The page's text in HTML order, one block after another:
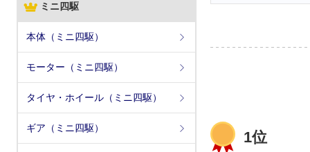
ミニ四駆
本体（ミニ四駆）
モーター（ミニ四駆）
タイヤ・ホイール（ミニ四駆）
ギア（ミニ四駆）
1位